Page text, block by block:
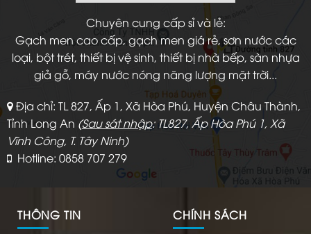
Chuyên cung cấp sỉ và lẻ:
Gạch men cao cấp, gạch men giá rẻ, sơn nước các
loại, bột trét, thiết bị vệ sinh, thiết bị nhà bếp, sàn nhựa
giả gỗ, máy nước nóng năng lượng mặt trời...
Địa chỉ: TL 827, Ấp 1, Xã Hòa Phú, Huyện Châu Thành,
Tỉnh Long An (Sau sát nhập: TL827, Ấp Hòa Phú 1, Xã
Vĩnh Công, T. Tây Ninh)
Hotline: 0858 707 279
THÔNG TIN CHÍNH SÁCH